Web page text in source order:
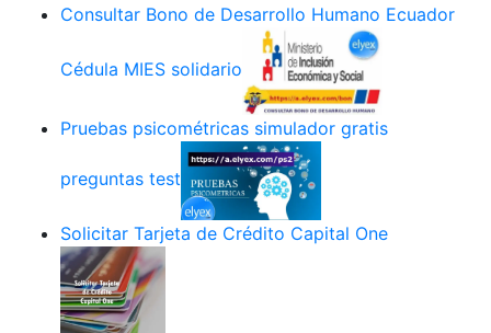
Consultar Bono de Desarrollo Humano Ecuador
Cédula MIES solidario
Pruebas psicométricas simulador gratis
preguntas test
Solicitar Tarjeta de Crédito Capital One